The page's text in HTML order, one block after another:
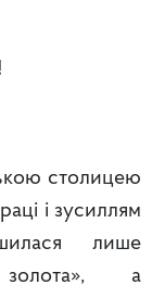
столицею
і зусиллям
лише
золота», а